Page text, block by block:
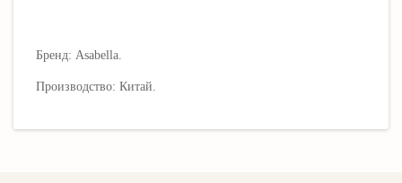
Бренд: Asabella.
Производство: Китай.